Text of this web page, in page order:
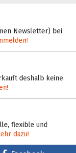
Newsletter) bei
deshalb keine
flexible und
dazu!